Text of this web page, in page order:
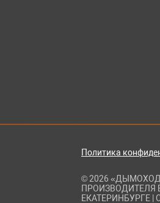
Политика
© 2026
ПРОИЗВОДИТЕЛЯ
ЕКАТЕРИНБУРГЕ |